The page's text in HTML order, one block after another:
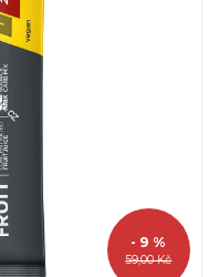
59,00 Kč
- 9 %